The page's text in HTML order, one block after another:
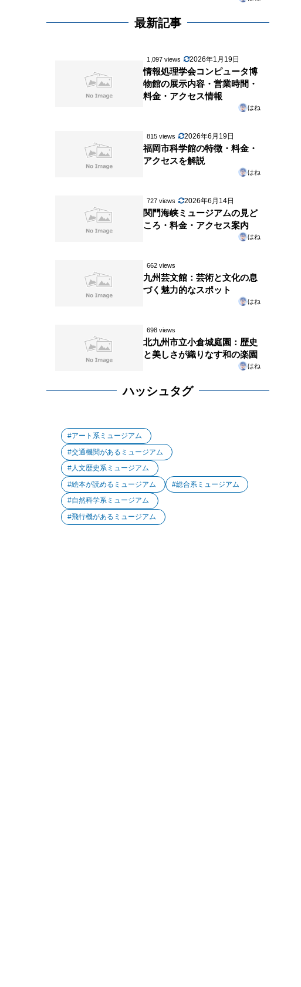
最新記事
1,097 views 2026年1月19日
情報処理学会コンピュータ博
物館の展示内容・営業時間・
料金・アクセス情報
はね
815 views 2026年6月19日
福岡市科学館の特徴・料金・
アクセスを解説
はね
727 views 2026年6月14日
関門海峡ミュージアムの見ど
ころ・料金・アクセス案内
はね
662 views
九州芸文館：芸術と文化の息
づく魅力的なスポット
はね
698 views
北九州市立小倉城庭園：歴史
と美しさが織りなす和の楽園
はね
ハッシュタグ
アート系ミュージアム
交通機関があるミュージアム
人文歴史系ミュージアム
絵本が読めるミュージアム
総合系ミュージアム
自然科学系ミュージアム
飛行機があるミュージアム